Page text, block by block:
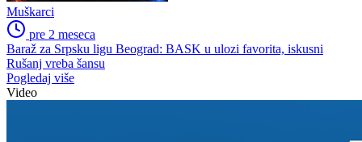
Muškarci
pre 2 meseca
Baraž za Srpsku ligu Beograd: BASK u ulozi favorita, iskusni
Rušanj vreba šansu
Pogledaj više
Video